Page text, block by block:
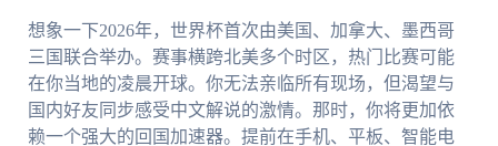
想象一下2026年，世界杯首次由美国、加拿大、墨西哥
三国联合举办。赛事横跨北美多个时区，热门比赛可能
在你当地的凌晨开球。你无法亲临所有现场，但渴望与
国内好友同步感受中文解说的激情。那时，你将更加依
赖一个强大的回国加速器。提前在手机、平板、智能电